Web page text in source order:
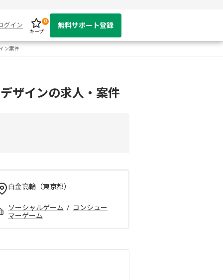
グイン
キープ
0
無料サポート登録
ン案件
ザインの求人・案件
白金高輪（東京都）
ソーシャルゲーム / コンシュー
マーゲーム